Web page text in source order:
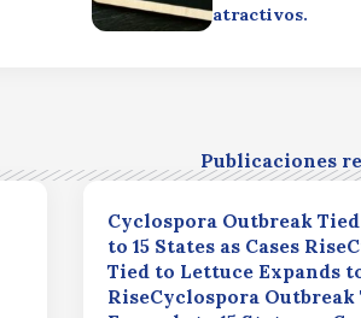
atractivos.
Publicaciones
Cyclospora Outbreak
to 15 States as Cases
Tied to Lettuce Expands to
RiseCyclospora